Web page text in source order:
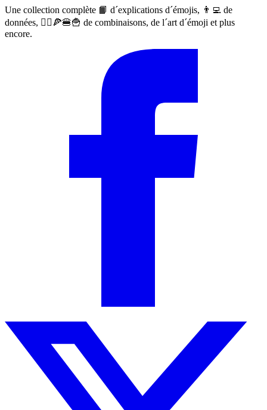
Une collection complète 📙 d´explications d´émojis, 👨‍💻 de
données, 🙅‍♀️🍕🍔🍟 de combinaisons, de l´art d´émoji et plus
encore.